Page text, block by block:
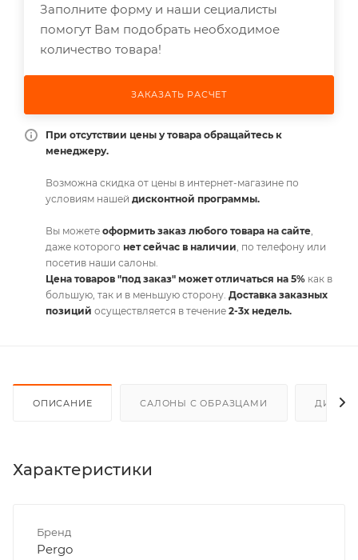
Заполните форму и наши сециалисты
помогут Вам подобрать необходимое
количество товара!
ЗАКАЗАТЬ РАСЧЕТ
При отсутствии цены у товара обращайтесь к
менеджеру.
Возможна скидка от цены в интернет-магазине по
условиям нашей дисконтной программы.
Вы можете оформить заказ любого товара на сайте,
даже которого нет сейчас в наличии, по телефону или
посетив наши салоны.
Цена товаров "под заказ" может отличаться на 5% как в
большую, так и в меньшую сторону. Доставка заказных
позиций осуществляется в течение 2-3х недель.
ОПИСАНИЕ САЛОНЫ С ОБРАЗЦАМИ
Характеристики
Бренд
Pergo